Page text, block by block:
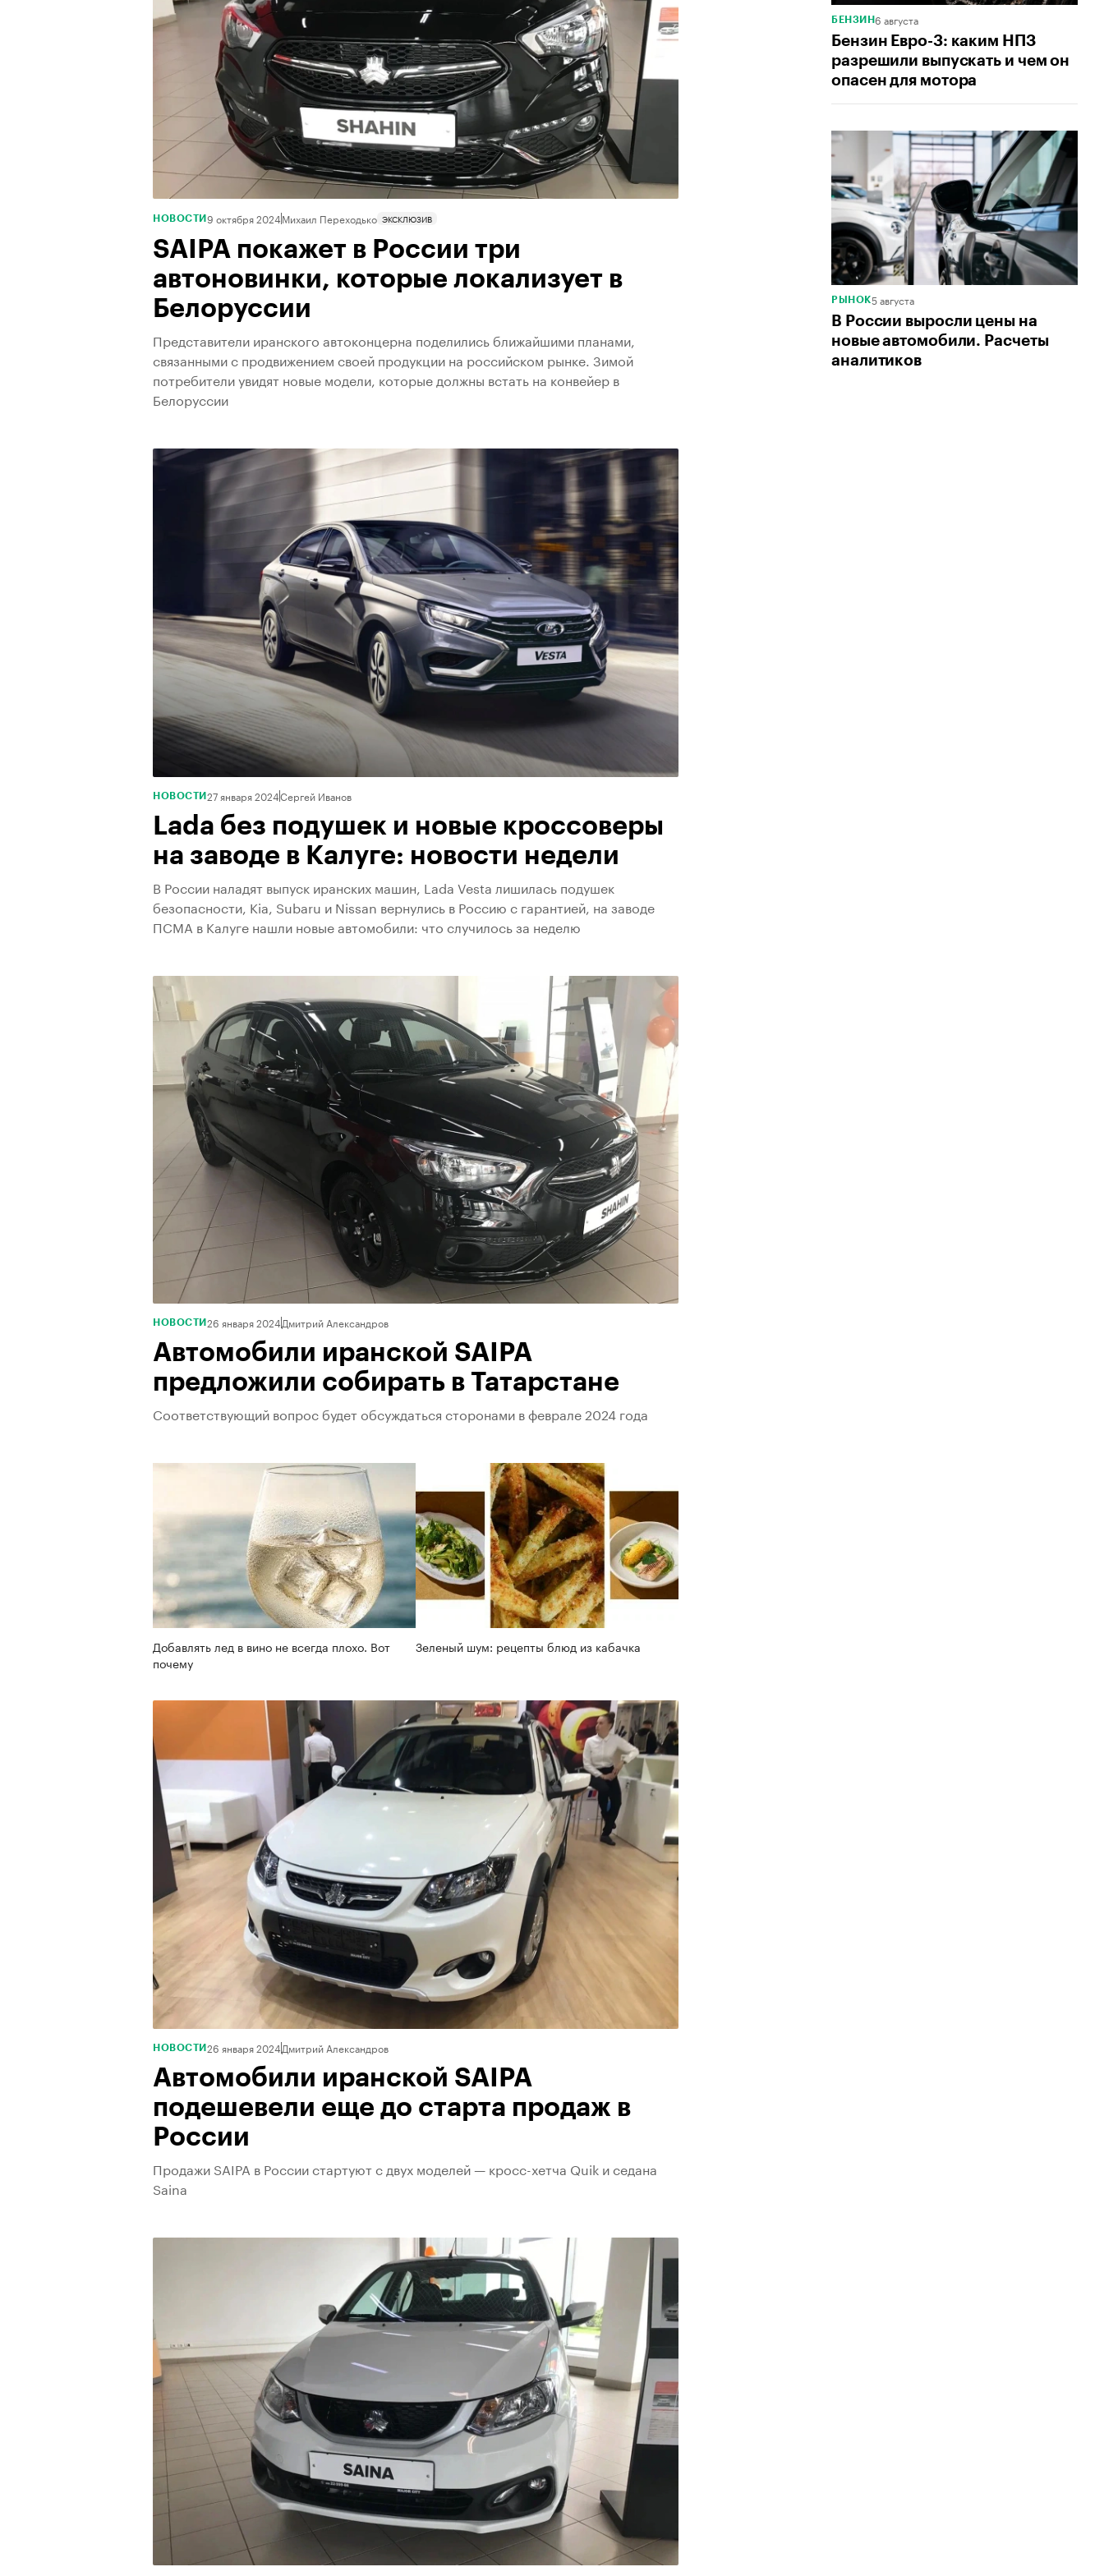
НОВОСТИ 9 октября 2024Михаил Переходько ЭКСКЛЮЗИВ
SAIPA покажет в России три
автоновинки, которые локализует в
Белоруссии
Представители иранского автоконцерна поделились ближайшими планами,
связанными с продвижением своей продукции на российском рынке. Зимой
потребители увидят новые модели, которые должны встать на конвейер в
Белоруссии
НОВОСТИ 27 января 2024Сергей Иванов
Lada без подушек и новые кроссоверы
на заводе в Калуге: новости недели
В России наладят выпуск иранских машин, Lada Vesta лишилась подушек
безопасности, Kia, Subaru и Nissan вернулись в Россию с гарантией, на заводе
ПСМА в Калуге нашли новые автомобили: что случилось за неделю
НОВОСТИ 26 января 2024Дмитрий Александров
Автомобили иранской SAIPA
предложили собирать в Татарстане
Соответствующий вопрос будет обсуждаться сторонами в феврале 2024 года
Добавлять лед в вино не всегда плохо. Вот
почему
Зеленый шум: рецепты блюд из кабачка
НОВОСТИ 26 января 2024Дмитрий Александров
Автомобили иранской SAIPA
подешевели еще до старта продаж в
России
Продажи SAIPA в России стартуют с двух моделей — кросс-хетча Quik и седана
Saina
БЕНЗИН6 августа
Бензин Евро-3: каким НПЗ
разрешили выпускать и чем он
опасен для мотора
РЫНОК5 августа
В России выросли цены на
новые автомобили. Расчеты
аналитиков